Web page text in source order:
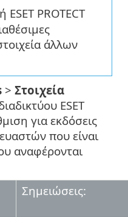
PROTECT
άλλων
> Στοιχεία
ESET
για εκδόσεις
που είναι
αναφέρονται
Σημειώσεις: